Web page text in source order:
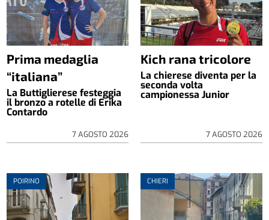
Prima medaglia
“italiana”
La Buttiglierese festeggia
il bronzo a rotelle di Erika
Contardo
7 AGOSTO 2026
Kich rana tricolore
La chierese diventa per la
seconda volta
campionessa Junior
7 AGOSTO 2026
POIRINO CHIERI